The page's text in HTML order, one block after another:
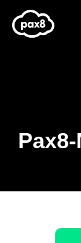
Inhalt
springen